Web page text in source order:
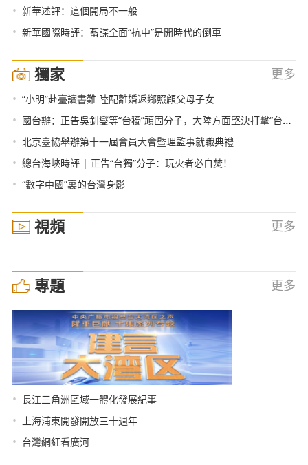
• 新華述評：這個開局不一般
• 新華國際時評：蓄謀全面“抗中”是開時代的倒車
獨家 更多
• “小明”赴臺讀書難 陸配離婚返鄉照顧父母子女
• 國台辦：正告吳釗燮等“台獨”頑固分子，大陸方面堅決打擊“台獨”分裂勢力的決心和意志堅定不移，將採取一切必要措施予以嚴懲
• 北京臺協舉辦第十一屆會員大會暨理監事就職典禮
• 總台海峽時評 | 正告“台獨”分子：玩火者必自焚！
• “數字中國”裏的台灣身影
視頻 更多
專題 更多
• 長江三角洲區域一體化發展紀事
• 上海浦東開發開放三十週年
• 台灣網紅看廣河